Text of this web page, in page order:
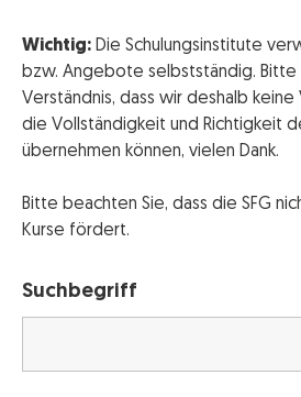
Wichtig: Die Schulungsinstitute
bzw. Angebote selbstständig. Bitte
Verständnis, dass wir deshalb
die Vollständigkeit und Richtigkeit
übernehmen können, vielen Dank.
Bitte beachten Sie, dass die SFG
Kurse fördert.
Suchbegriff